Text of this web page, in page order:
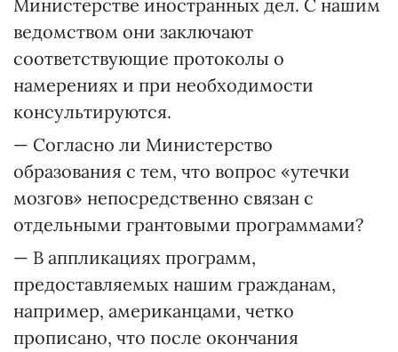
Министерстве иностранных дел. С нашим
ведомством они заключают
соответствующие протоколы о
намерениях и при необходимости
консультируются.
— Согласно ли Министерство
образования с тем, что вопрос «утечки
мозгов» непосредственно связан с
отдельными грантовыми программами?
— В аппликациях программ,
предоставляемых нашим гражданам,
например, американцами, четко
прописано, что после окончания